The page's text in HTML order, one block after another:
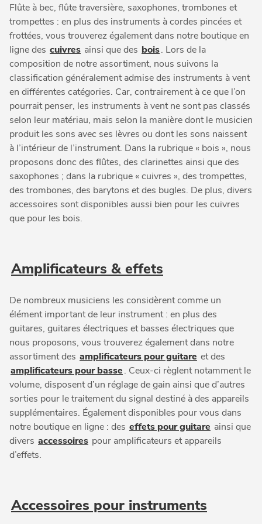
Flûte à bec, flûte traversière, saxophones, trombones et
trompettes : en plus des instruments à cordes pincées et
frottées, vous trouverez également dans notre boutique en
ligne des cuivres ainsi que des bois. Lors de la
composition de notre assortiment, nous suivons la
classification généralement admise des instruments à vent
en différentes catégories. Car, contrairement à ce que l’on
pourrait penser, les instruments à vent ne sont pas classés
selon leur matériau, mais selon la manière dont le musicien
produit les sons avec ses lèvres ou dont les sons naissent
à l’intérieur de l’instrument. Dans la rubrique « bois », nous
proposons donc des flûtes, des clarinettes ainsi que des
saxophones ; dans la rubrique « cuivres », des trompettes,
des trombones, des barytons et des bugles. De plus, divers
accessoires sont disponibles aussi bien pour les cuivres
que pour les bois.
Amplificateurs & effets
De nombreux musiciens les considèrent comme un
élément important de leur instrument : en plus des
guitares, guitares électriques et basses électriques que
nous proposons, vous trouverez également dans notre
assortiment des amplificateurs pour guitare et des
amplificateurs pour basse. Ceux-ci règlent notamment le
volume, disposent d’un réglage de gain ainsi que d’autres
sorties pour le traitement du signal destiné à des appareils
supplémentaires. Également disponibles pour vous dans
notre boutique en ligne : des effets pour guitare ainsi que
divers accessoires pour amplificateurs et appareils
d’effets.
Accessoires pour instruments